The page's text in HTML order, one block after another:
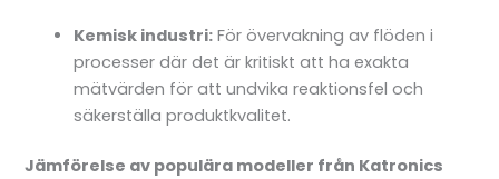
Kemisk industri: För övervakning av flöden i
processer där det är kritiskt att ha exakta
mätvärden för att undvika reaktionsfel och
säkerställa produktkvalitet.
Jämförelse av populära modeller från Katronics